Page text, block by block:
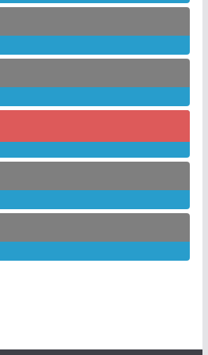
1Posts
21Posts
115Posts
3Posts
17Posts